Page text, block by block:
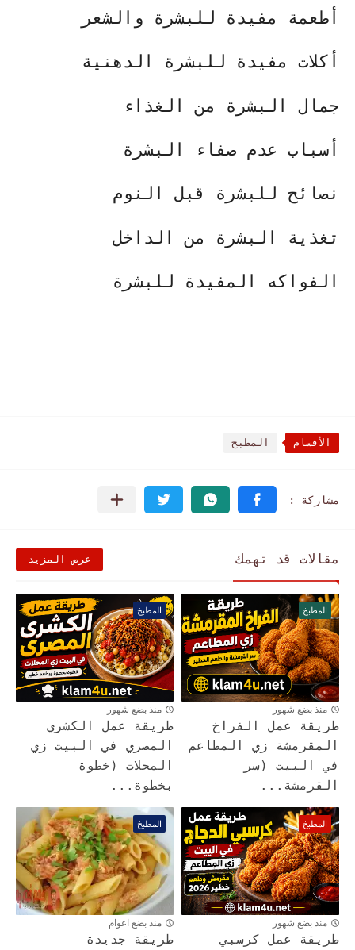
أطعمة مفيدة للبشرة والشعر
أكلات مفيدة للبشرة الدهنية
جمال البشرة من الغذاء
أسباب عدم صفاء البشرة
نصائح للبشرة قبل النوم
تغذية البشرة من الداخل
الفواكه المفيدة للبشرة
الأقسام المطبخ
مقالات قد تهمك عرض المزيد
المطبخ
منذ بضع شهور
طريقة عمل الفراخ
المقرمشة زي المطاعم
في البيت (سر
القرمشة...
المطبخ
منذ بضع شهور
طريقة عمل الكشري
المصري في البيت زي
المحلات (خطوة
بخطوة...
المطبخ
منذ بضع شهور
طريقة عمل كرسبي
المطبخ
منذ بضع اعوام
طريقة جديدة